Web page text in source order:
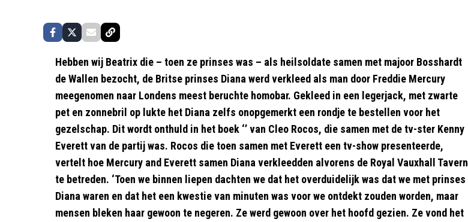
Hebben wij Beatrix die – toen ze prinses was – als heilsoldate samen met majoor Bosshardt
de Wallen bezocht, de Britse prinses Diana werd verkleed als man door Freddie Mercury
meegenomen naar Londens meest beruchte homobar. Gekleed in een legerjack, met zwarte
pet en zonnebril op lukte het Diana zelfs onopgemerkt een rondje te bestellen voor het
gezelschap. Dit wordt onthuld in het boek ‘’ van Cleo Rocos, die samen met de tv-ster Kenny
Everett van de partij was. Rocos die toen samen met Everett een tv-show presenteerde,
vertelt hoe Mercury and Everett samen Diana verkleedden alvorens de Royal Vauxhall Tavern
te betreden. ‘Toen we binnen liepen dachten we dat het overduidelijk was dat we met prinses
Diana waren en dat het een kwestie van minuten was voor we ontdekt zouden worden, maar
mensen bleken haar gewoon te negeren. Ze werd gewoon over het hoofd gezien. Ze vond het